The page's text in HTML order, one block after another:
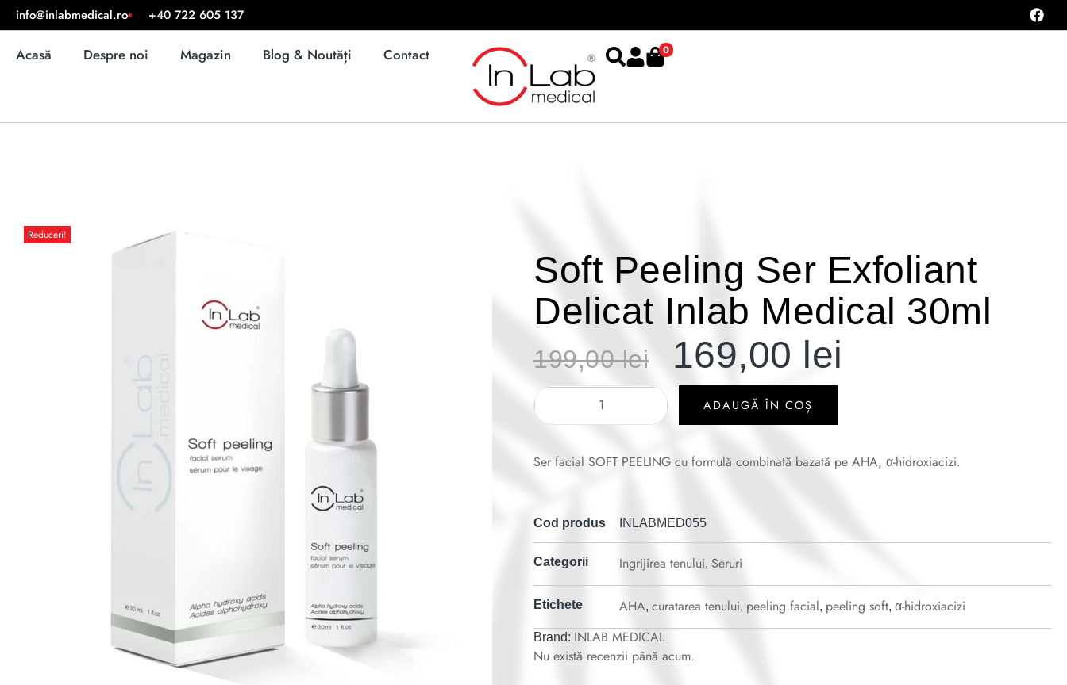
info@inlabmedical.ro +40 722 605 137
Acasă Despre noi Magazin Blog & Noutăți Contact 0
Reduceri!
Soft Peeling Ser Exfoliant
Delicat Inlab Medical 30ml
199,00lei 169,00 lei
ADAUGĂ ÎN COȘ
Ser facial SOFT PEELING cu formulă combinată bazată pe AHA, α-hidroxiacizi.
Cod produs INLABMED055
Categorii Ingrijirea tenului, Seruri
Etichete AHA, curatarea tenului, peeling facial, peeling soft, α-hidroxiacizi
Brand: INLAB MEDICAL
Nu există recenzii până acum.